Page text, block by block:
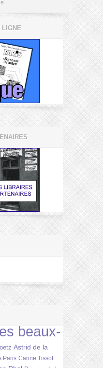
LIGNE
beaux-
Astrid de la
Paris Carine Tissot